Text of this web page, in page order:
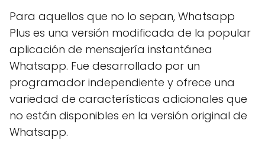
Para aquellos que no lo sepan, Whatsapp
Plus es una versión modificada de la popular
aplicación de mensajería instantánea
Whatsapp. Fue desarrollado por un
programador independiente y ofrece una
variedad de características adicionales que
no están disponibles en la versión original de
Whatsapp.